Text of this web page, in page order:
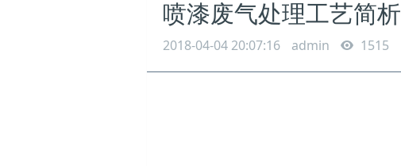
喷漆废气处理工艺简析
2018-04-04 20:07:16 admin 1515